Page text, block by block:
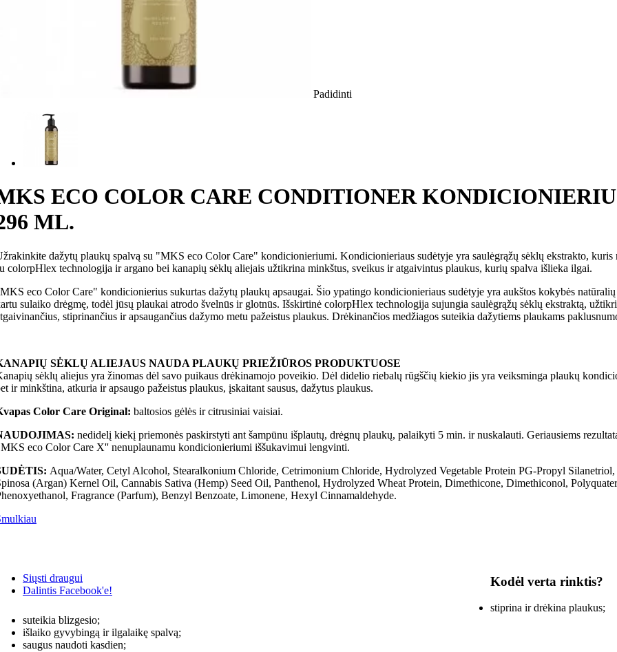
Padidinti
ECO COLOR CARE CONDITIONER
ML.
dažytų plaukų spalvą su "MKS eco Color Care" kondicionieriumi. Kondicionieriaus sudėtyje yra saulėgrąžų sėklų ekstrakto,
colorpHlex technologija ir argano bei kanapių sėklų aliejais užtikrina minkštus, sveikus ir atgaivintus plaukus, kurių spalva išlieka ilgai.
eco Color Care" kondicionierius sukurtas dažytų plaukų apsaugai. Šio ypatingo kondicionieriaus sudėtyje yra aukštos kokybės
sulaiko drėgmę, todėl jūsų plaukai atrodo švelnūs ir glotnūs. Išskirtinė colorpHlex technologija sujungia saulėgrąžų sėklų ekstraktą,
stiprinančius ir apsaugančius dažymo metu pažeistus plaukus. Drėkinančios medžiagos suteikia dažytiems plaukams
SĖKLŲ ALIEJAUS NAUDA PLAUKŲ PRIEŽIŪROS PRODUKTUOSE
sėklų aliejus yra žinomas dėl savo puikaus drėkinamojo poveikio. Dėl didelio riebalų rūgščių kiekio jis yra veiksminga plaukų
ir minkština, atkuria ir apsaugo pažeistus plaukus, įskaitant sausus, dažytus plaukus.
Color Care Original: baltosios gėlės ir citrusiniai vaisiai.
nedidelį kiekį priemonės paskirstyti ant šampūnu išplautų, drėgnų plaukų, palaikyti 5 min. ir nuskalauti. Geriausiems
eco Color Care X'' nenuplaunamu kondicionieriumi iššukavimui lengvinti.
Aqua/Water, Cetyl Alcohol, Stearalkonium Chloride, Cetrimonium Chloride, Hydrolyzed Vegetable Protein PG-Propyl
(Argan) Kernel Oil, Cannabis Sativa (Hemp) Seed Oil, Panthenol, Hydrolyzed Wheat Protein, Dimethicone, Dimethiconol,
Fragrance (Parfum), Benzyl Benzoate, Limonene, Hexyl Cinnamaldehyde.
Siųsti draugui
Dalintis Facebook'e!
Kodėl verta rinktis?
stiprina ir drėkina plaukus;
suteikia blizgesio;
išlaiko gyvybingą ir ilgalaikę spalvą;
saugus naudoti kasdien;